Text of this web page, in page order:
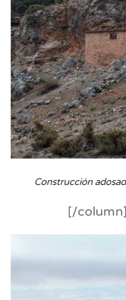
Construcción
[/